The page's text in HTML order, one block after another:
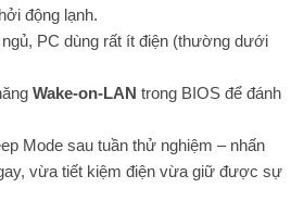
động lạnh.
PC dùng rất ít điện (thường dưới
Wake-on-LAN trong BIOS để đánh
Mode sau tuần thử nghiệm – nhấn
vừa tiết kiệm điện vừa giữ được sự